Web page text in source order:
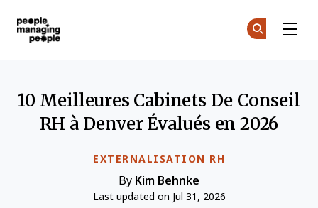
EXTERNALISATION RH
10 Meilleures Cabinets De Conseil
RH à Denver Évalués en 2026
By Kim Behnke
Last updated on Jul 31, 2026